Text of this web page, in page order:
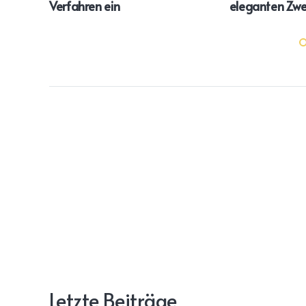
Verfahren ein
eleganten
Letzte Beiträge